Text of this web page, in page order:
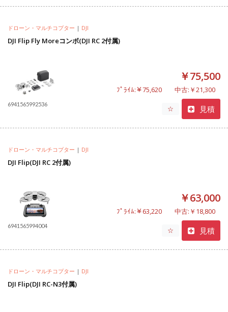
ドローン・マルチコプター | DJI
DJI Flip Fly Moreコンボ(DJI RC 2付属)
6941565992536
￥75,500
ﾌﾟﾗｲﾑ:￥75,620 中古:￥21,300
☆ 見積
ドローン・マルチコプター | DJI
DJI Flip(DJI RC 2付属)
6941565994004
￥63,000
ﾌﾟﾗｲﾑ:￥63,220 中古:￥18,800
☆ 見積
ドローン・マルチコプター | DJI
DJI Flip(DJI RC-N3付属)